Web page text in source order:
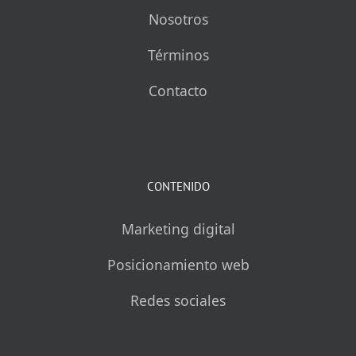
Nosotros
Términos
Contacto
CONTENIDO
Marketing digital
Posicionamiento web
Redes sociales